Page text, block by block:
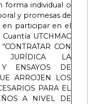
forma individual o
y promesas de
en participar en el
UTCHMAC
CON
JURÍDICA LA
Y ENSAYOS DE
ARROJEN LOS
PARA EL
A NIVEL DE